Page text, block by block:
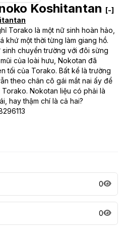
Koshitantan [-]
Torako là một nữ sinh hoàn hảo,
khứ một thời từng làm giang hồ.
chuyển trường với đôi sừng
của loài hưu, Nokotan đã
tối của Torako. Bất kể là trường
theo chân cô gái mắt nai ấy để
Nokotan liệu có phải là
hay thậm chí là cả hai?
0
0